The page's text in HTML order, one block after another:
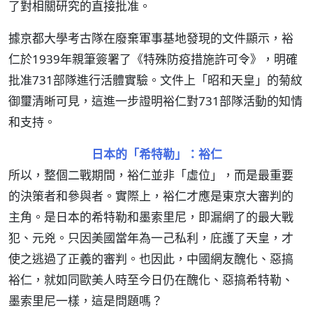
了對相關研究的直接批准。
據京都大學考古隊在廢棄軍事基地發現的文件顯示，裕
仁於1939年親筆簽署了《特殊防疫措施許可令》，明確
批准731部隊進行活體實驗。文件上「昭和天皇」的菊紋
御璽清晰可見，這進一步證明裕仁對731部隊活動的知情
和支持。
日本的「希特勒」：裕仁
所以，整個二戰期間，裕仁並非「虛位」，而是最重要
的決策者和參與者。實際上，裕仁才應是東京大審判的
主角。是日本的希特勒和墨索里尼，即漏網了的最大戰
犯、元兇。只因美國當年為一己私利，庇護了天皇，才
使之逃過了正義的審判。也因此，中國網友醜化、惡搞
裕仁，就如同歐美人時至今日仍在醜化、惡搞希特勒、
墨索里尼一樣，這是問題嗎？